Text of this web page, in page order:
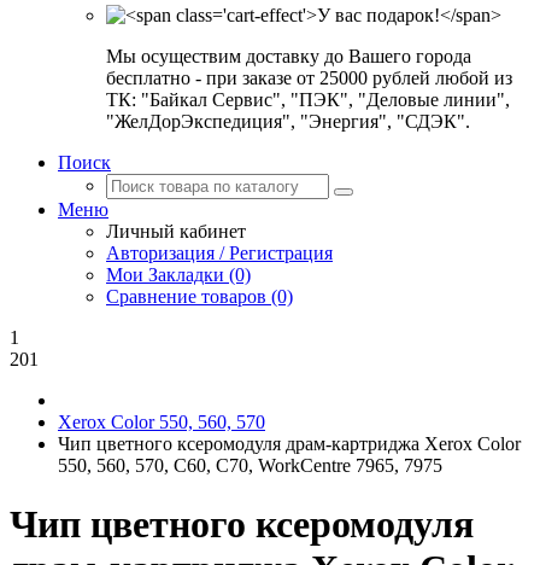
Мы осуществим доставку до Вашего города
бесплатно - при заказе от 25000 рублей любой из
ТК: "Байкал Сервис", "ПЭК", "Деловые линии",
"ЖелДорЭкспедиция", "Энергия", "СДЭК".
Поиск
Меню
Личный кабинет
Авторизация / Регистрация
Мои Закладки (0)
Сравнение товаров (0)
1
201
Xerox Color 550, 560, 570
Чип цветного ксеромодуля драм-картриджа Xerox Color
550, 560, 570, C60, C70, WorkCentre 7965, 7975
Чип цветного ксеромодуля